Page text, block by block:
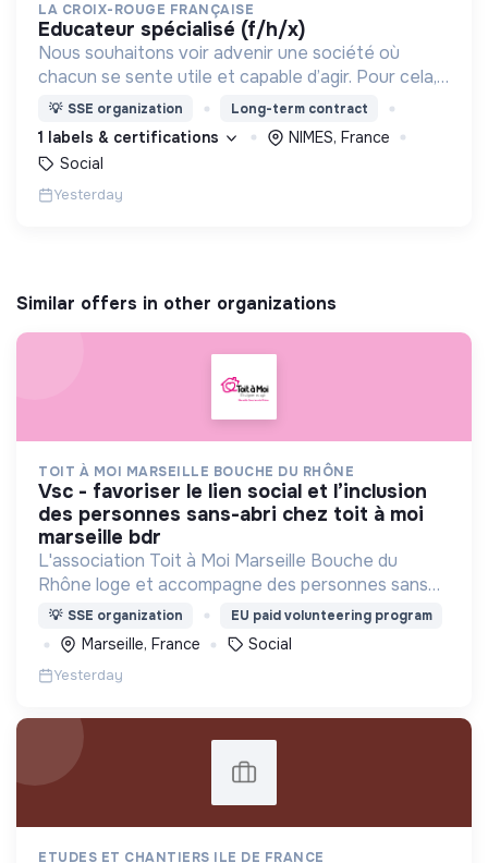
LA CROIX-ROUGE FRANÇAISE
educateur spécialisé (f/h/x)
Nous souhaitons voir advenir une société où
chacun se sente utile et capable d’agir. Pour cela,
nous proposons des moyens et des lieux
d’engagement innovants et adaptés à tous.
💡 SSE organization Long-term contract
1 labels & certifications
NIMES, France
Social
Yesterday
Similar offers in other organizations
TOIT À MOI MARSEILLE BOUCHE DU RHÔNE
vsc - favoriser le lien social et l’inclusion
des personnes sans-abri chez toit à moi
marseille bdr
L'association Toit à Moi Marseille Bouche du
Rhône loge et accompagne des personnes sans
abris vers un avenir sans rue.
💡 SSE organization EU paid volunteering program
Marseille, France Social
Yesterday
ETUDES ET CHANTIERS ILE DE FRANCE